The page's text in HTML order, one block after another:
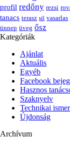
profil redőny rezsi
tanacs terasz tél vasarlas
ünnep üveg ősz
Kategóriák
Ajánlat
Aktuális
Egyéb
Facebook
Hasznos
Szaknyelv
Technikai
Újdonság
Archívum